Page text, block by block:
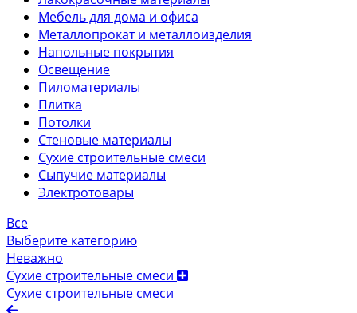
Мебель для дома и офиса
Металлопрокат и металлоизделия
Напольные покрытия
Освещение
Пиломатериалы
Плитка
Потолки
Стеновые материалы
Сухие строительные смеси
Сыпучие материалы
Электротовары
Все
Выберите категорию
Неважно
Сухие строительные смеси
Сухие строительные смеси